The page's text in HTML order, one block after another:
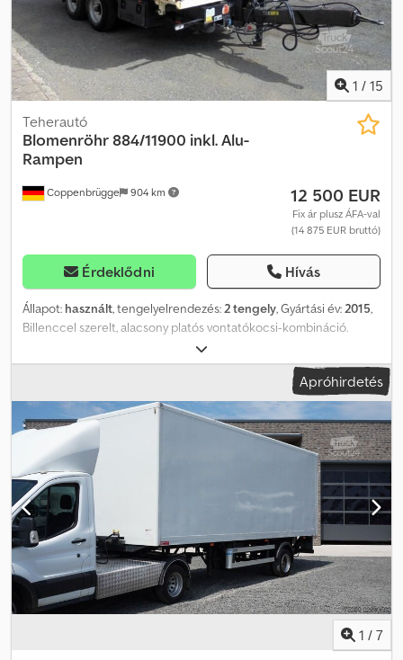
1 / 15
Coppenbrügge 904 km
Teherautó
Blomenröhr884/11900 inkl. Alu-
Rampen
12 500 EUR
Fix ár plusz ÁFA-val
(14 875 EUR bruttó)
Érdeklődni Hívás
Állapot: használt, tengelyelrendezés:2 tengely, Gyártási év:2015,
Billenccel szerelt, alacsony platós vontatókocsi-kombináció.
Engedélyezett össztömeg: 11 900 kg, hasznos teherbírás: 8830 kg.
Háromoldalas billenccel szerelt acélplató, mérete kb. 5000 x 2440
x 500 mm (belső méretek), 12 rögzítőpont, oldalfalak rugós
emelőmechanizmussal, oldalt lefelé billenthetők, hátul kétszárnyú
hátsó ajtó. Vonófej fokozatmentesen, magasságban állítható,
vonóhorog 40 mm. 1 pár alumínium rámpák, zárt rekeszekben, a
billenccel szerelt plató alatt. Rakodási magasság üresen kb. 930
mm. Kétfokozatú támasztóláb elöl, összecsukható támasztólábak
hátul, szerszámtár. Kettős légfékrendszer, egyvezetékes
hidraulikus rendszer, 24 volt. BPW tengelyek, parabolikus
felfüggesztés kiegyensúlyozó egységgel, EBS. Gumiabroncsok:
235-75R17.5. Alváz fekete, felépítmény fehér. = További információk
= Saját tömeg: 3070 kg Djdpfx Aezkpvysldewa Teherbírás: 8830 kg
Megengedett össztömeg: 11 900 kg Elöl használt gumiabroncs:
235-75R17.5 Hátul használt gumiabroncs: 235-75R17.5 Gyártási
Apróhirdetés
1 / 7